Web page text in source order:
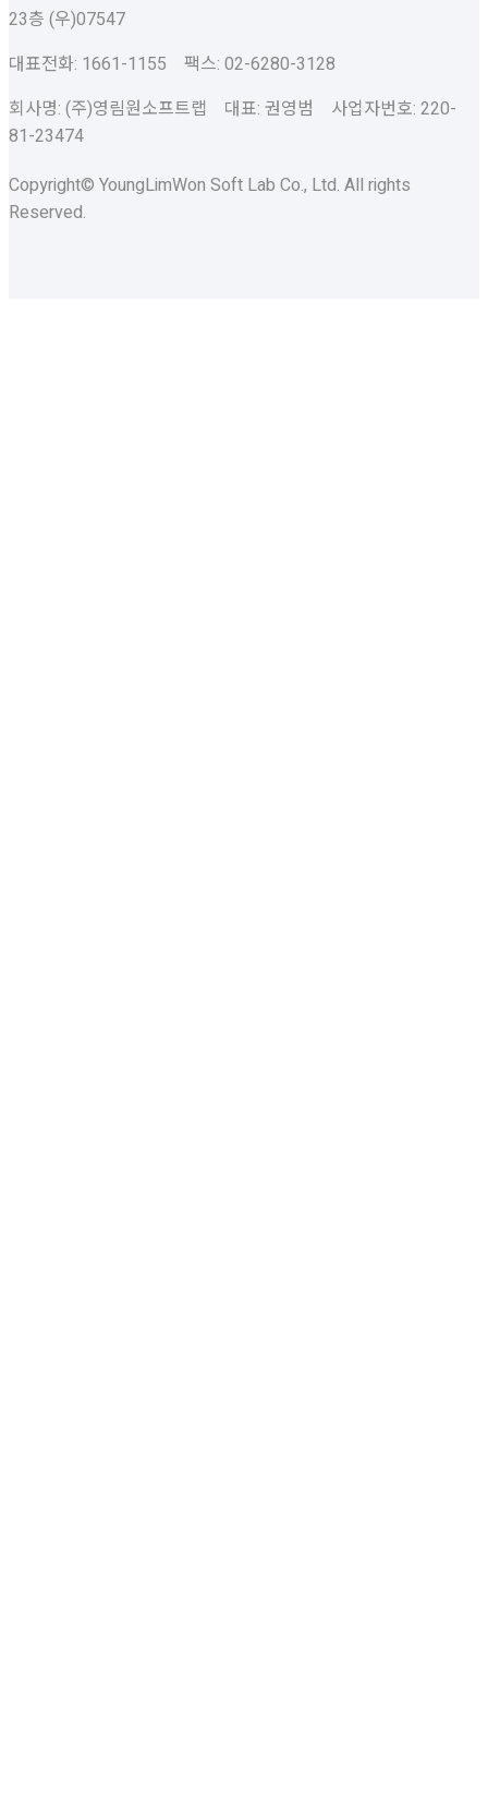
23층 (우)07547
대표전화: 1661-1155 팩스: 02-6280-3128
회사명: (주)영림원소프트랩 대표: 권영범 사업자번호: 220-
81-23474
Copyright© YoungLimWon Soft Lab Co., Ltd. All rights
Reserved.